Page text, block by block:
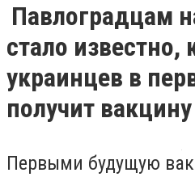
Павлоградцам
стало известно,
украинцев в
получит
Первыми будущую